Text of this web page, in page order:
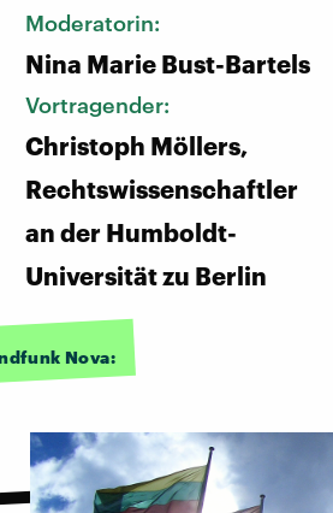
Moderatorin:
Nina Marie Bust-Bartels
Vortragender:
Christoph Möllers,
Rechtswissenschaftler
an der Humboldt-
Universität zu Berlin
Nova: